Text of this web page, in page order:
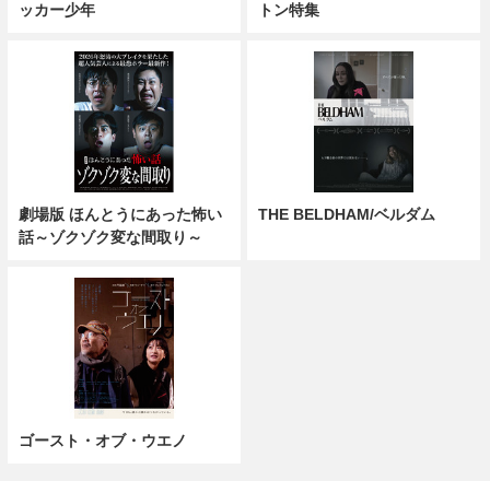
ッカー少年
トン特集
劇場版 ほんとうにあった怖い
話～ゾクゾク変な間取り～
THE BELDHAM/ベルダム
ゴースト・オブ・ウエノ